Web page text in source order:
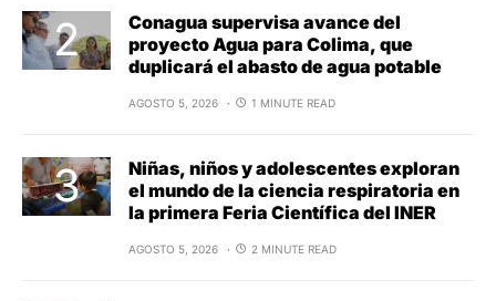
Conagua supervisa avance del
proyecto Agua para Colima, que
duplicará el abasto de agua potable
AGOSTO 5, 2026 1 MINUTE READ
Niñas, niños y adolescentes exploran
el mundo de la ciencia respiratoria en
la primera Feria Científica del INER
AGOSTO 5, 2026 2 MINUTE READ